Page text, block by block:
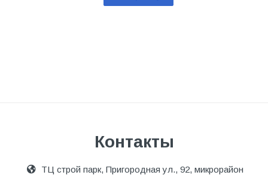
Контакты
ТЦ строй парк, Пригородная ул., 92, микрорайон